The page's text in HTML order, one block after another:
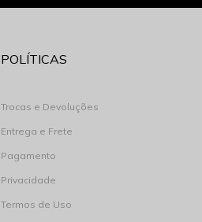
POLÍTICAS
Trocas e Devoluções
Entrega e Frete
Pagamento
Privacidade
Termos de Uso